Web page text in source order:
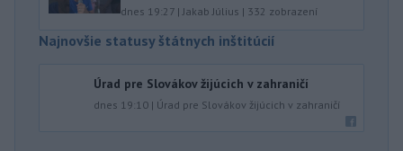
dnes 19:27 |Jakab Július | 332 zobrazení
Najnovšie statusy štátnych inštitúcií
Úrad pre Slovákov žijúcich v zahraničí
dnes 19:10 | Úrad pre Slovákov žijúcich v zahraničí